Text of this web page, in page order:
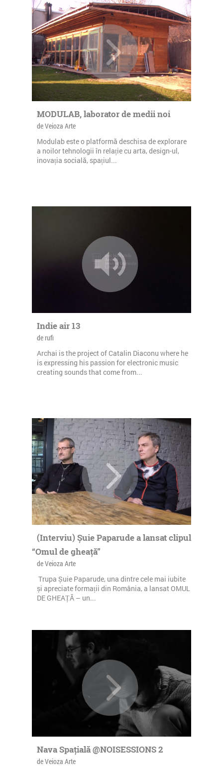
MODULAB, laborator de medii noi
de Veioza Arte
Modulab este o platformă deschisa de explorare
a noilor tehnologii în relație cu arta, design-ul,
inovația socială, spațiul...
Indie air 13
de rufi
Archai is the project of Catalin Diaconu where he
is expressing his passion for electronic music
creating sounds that come from...
(Interviu) Șuie Paparude a lansat clipul
“Omul de gheață”
de Veioza Arte
Trupa Șuie Paparude, una dintre cele mai iubite
și apreciate formații din România, a lansat OMUL
DE GHEAȚĂ – un...
Nava Spațială @NOISESSIONS 2
de Veioza Arte